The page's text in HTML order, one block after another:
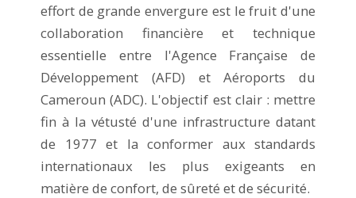
effort de grande envergure est le fruit d'une
collaboration financière et technique
essentielle entre l'Agence Française de
Développement (AFD) et Aéroports du
Cameroun (ADC). L'objectif est clair : mettre
fin à la vétusté d'une infrastructure datant
de 1977 et la conformer aux standards
internationaux les plus exigeants en
matière de confort, de sûreté et de sécurité.